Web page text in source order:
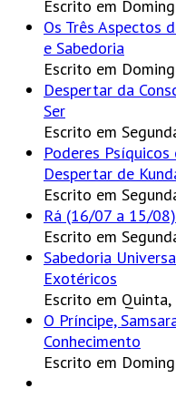
Escrito em
Os Três Aspectos
e Sabedoria
Escrito em
Despertar da
Ser
Escrito em
Poderes
Despertar de
Escrito em
Rá (16/07 a 15/08)
Escrito em
Sabedoria
Exotéricos
Escrito em
O Príncipe,
Conhecimento
Escrito em